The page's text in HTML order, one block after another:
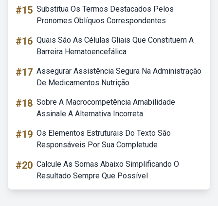
#15 Substitua Os Termos Destacados Pelos
Pronomes Oblíquos Correspondentes
#16 Quais São As Células Gliais Que Constituem A
Barreira Hematoencefálica
#17 Assegurar Assistência Segura Na Administração
De Medicamentos Nutrição
#18 Sobre A Macrocompetência Amabilidade
Assinale A Alternativa Incorreta
#19 Os Elementos Estruturais Do Texto São
Responsáveis Por Sua Completude
#20 Calcule As Somas Abaixo Simplificando O
Resultado Sempre Que Possível